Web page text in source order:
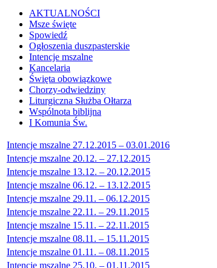
AKTUALNOŚCI
Msze święte
Spowiedź
Ogłoszenia duszpasterskie
Intencje mszalne
Kancelaria
Święta obowiązkowe
Chorzy-odwiedziny
Liturgiczna Służba Ołtarza
Wspólnota biblijna
I Komunia Św.
Intencje mszalne 27.12.2015 – 03.01.2016
Intencje mszalne 20.12. – 27.12.2015
Intencje mszalne 13.12. – 20.12.2015
Intencje mszalne 06.12. – 13.12.2015
Intencje mszalne 29.11. – 06.12.2015
Intencje mszalne 22.11. – 29.11.2015
Intencje mszalne 15.11. – 22.11.2015
Intencje mszalne 08.11. – 15.11.2015
Intencje mszalne 01.11. – 08.11.2015
Intencje mszalne 25.10. – 01.11.2015